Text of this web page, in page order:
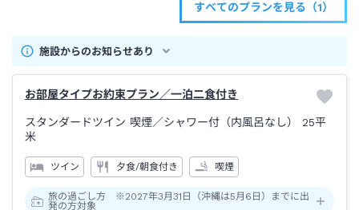
すべてのプランを見る（1）
施設からのお知らせあり
お部屋タイプお約束プラン／一泊二食付き
スタンダードツイン 喫煙／シャワー付（内風呂なし） 25平
米
ツイン 夕食/朝食付き 喫煙
旅の過ごし方 ※2027年3月31日（沖縄は5月6日）までに出
発の方対象